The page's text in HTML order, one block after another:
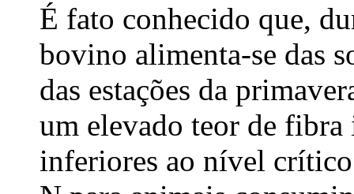
É fato conhecido que,
bovino alimenta-se das
das estações da
um elevado teor de
inferiores ao nível